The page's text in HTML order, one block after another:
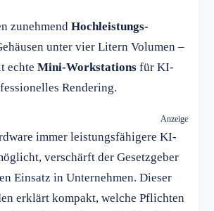
zunehmend Hochleistungs-
unter vier Litern Volumen –
echte Mini-Workstations für KI-
Rendering.
Anzeige
immer leistungsfähigere KI-
verschärft der Gesetzgeber
Einsatz in Unternehmen. Dieser
erklärt kompakt, welche Pflichten